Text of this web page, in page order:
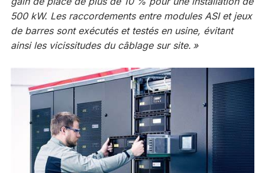
500 kW. Les raccordements entre modules ASI et jeux
de barres sont exécutés et testés en usine, évitant
ainsi les vicissitudes du câblage sur site. »